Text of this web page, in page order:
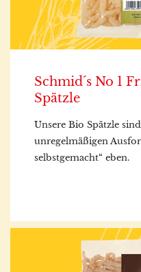
Schmid´s No 1
Spätzle
Unsere Bio Spätzle
unregelmäßigen
selbstgemacht“ eben.